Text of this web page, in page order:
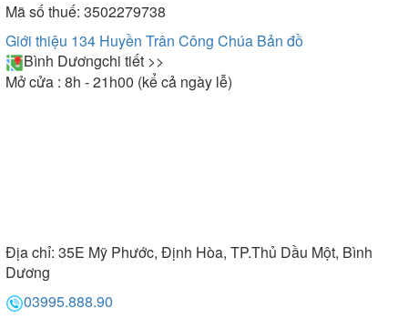
Mã số thuế: 3502279738
Giới thiệu 134 Huyền Trân Công Chúa Bản đồ
Bình Dươngchi tiết >>
Mở cửa : 8h - 21h00 (kể cả ngày lễ)
Địa chỉ: 35E Mỹ Phước, Định Hòa, TP.Thủ Dầu Một, Bình
Dương
03995.888.90